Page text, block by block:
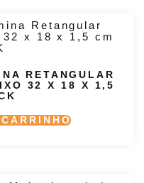
RETANGULAR
32 X 18 X 1,5